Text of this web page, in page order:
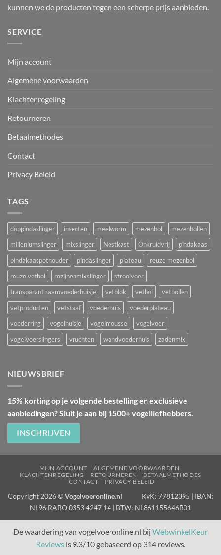
kunnen we de producten tegen een scherpe prijs aanbieden.
SERVICE
Mijn account
Algemene voorwaarden
Klachtenregeling
Retourneren
Betaalmethodes
Contact
Privacy Beleid
TAGS
doppindaslinger insecten meelworm mezenbol
mezenbollen
milleniumslinger
mixslinger Nestkast Onkruidvrij
pindakaas
pindakaaspothouder
pindaslinger plateau
reuze mezenbol
reuze vetbol
rozijnenmixslinger
strooivoer
transparant raamvoederhuisje
vetblok vetbol
vetbollen
vetproducten
vetstaaf voederhuis
voederplateau
voederring
vogelhuisje vogelmousse
vogelvoer
vogelvoerslingers
vruchten wandvoederhuis zadenmix
NIEUWSBRIEF
15% korting op je volgende bestelling en exclusieve
aanbiedingen? Sluit je aan bij 1500+ vogelliefhebbers.
INSCHRIJVEN
MIJN ACCOUNT
ALGEMENE VOORWAARDEN
KLACHTENREGELING
RETOURNEREN
BETAALMETHODES
CONTACT
PRIVACY BELEID
Copyright 2026 ©Vogelvoeronline.nl KvK: 77812395 | IBAN:
NL96 RABO 0353 4247 14 | BTW: NL861155646B01
De waardering van vogelvoeronline.nl bij WebwinkelKeur
Reviewsis 9.3/10 gebaseerd op 314 reviews.